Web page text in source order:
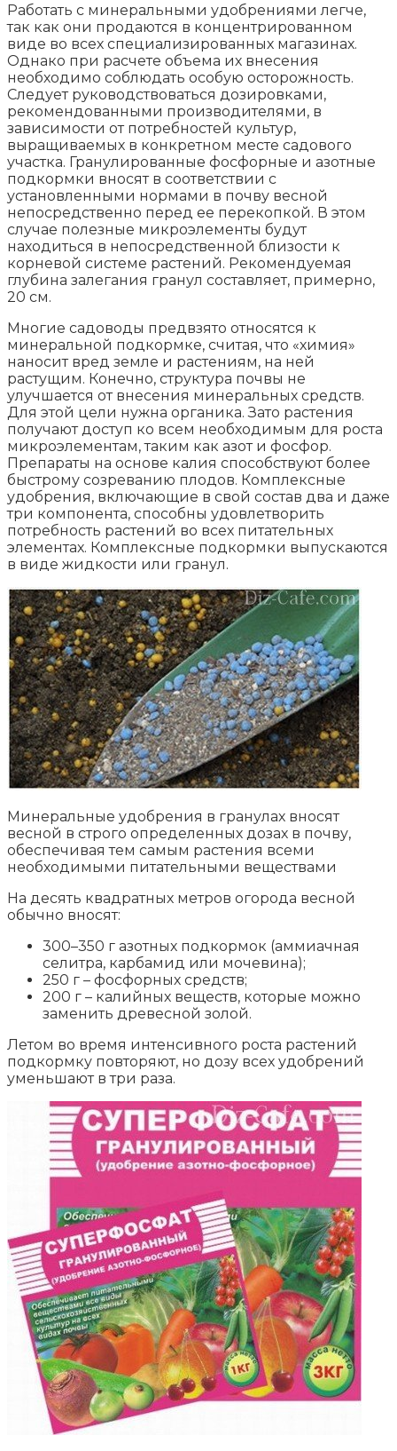
Работать с минеральными удобрениями легче,
так как они продаются в концентрированном
виде во всех специализированных магазинах.
Однако при расчете объема их внесения
необходимо соблюдать особую осторожность.
Следует руководствоваться дозировками,
рекомендованными производителями, в
зависимости от потребностей культур,
выращиваемых в конкретном месте садового
участка. Гранулированные фосфорные и азотные
подкормки вносят в соответствии с
установленными нормами в почву весной
непосредственно перед ее перекопкой. В этом
случае полезные микроэлементы будут
находиться в непосредственной близости к
корневой системе растений. Рекомендуемая
глубина залегания гранул составляет, примерно,
20 см.
Многие садоводы предвзято относятся к
минеральной подкормке, считая, что «химия»
наносит вред земле и растениям, на ней
растущим. Конечно, структура почвы не
улучшается от внесения минеральных средств.
Для этой цели нужна органика. Зато растения
получают доступ ко всем необходимым для роста
микроэлементам, таким как азот и фосфор.
Препараты на основе калия способствуют более
быстрому созреванию плодов. Комплексные
удобрения, включающие в свой состав два и даже
три компонента, способны удовлетворить
потребность растений во всех питательных
элементах. Комплексные подкормки выпускаются
в виде жидкости или гранул.
Минеральные удобрения в гранулах вносят
весной в строго определенных дозах в почву,
обеспечивая тем самым растения всеми
необходимыми питательными веществами
На десять квадратных метров огорода весной
обычно вносят:
300–350 г азотных подкормок (аммиачная
селитра, карбамид или мочевина);
250 г – фосфорных средств;
200 г – калийных веществ, которые можно
заменить древесной золой.
Летом во время интенсивного роста растений
подкормку повторяют, но дозу всех удобрений
уменьшают в три раза.